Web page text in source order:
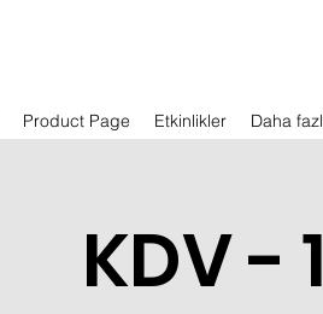
Product Page Etkinlikler Daha
KDV -